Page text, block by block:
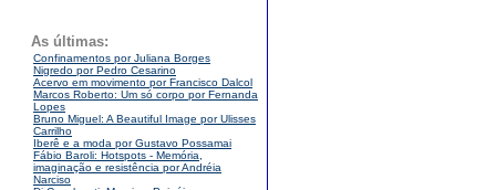
As últimas:
Confinamentos por Juliana Borges
Nigredo por Pedro Cesarino
Acervo em movimento por Francisco Dalcol
Marcos Roberto: Um só corpo por Fernanda
Lopes
Bruno Miguel: A Beautiful Image por Ulisses
Carrilho
Iberê e a moda por Gustavo Possamai
Fábio Baroli: Hotspots - Memória,
imaginação e resistência por Andréia
Narciso